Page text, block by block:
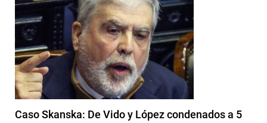
Caso Skanska: De Vido y López condenados a 5